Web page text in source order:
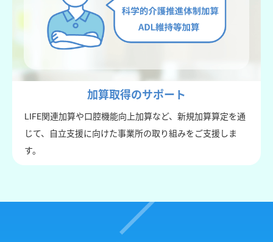
加算取得のサポート
LIFE関連加算や口腔機能向上加算など、新規加算算定を通
じて、自立支援に向けた事業所の取り組みをご支援しま
す。